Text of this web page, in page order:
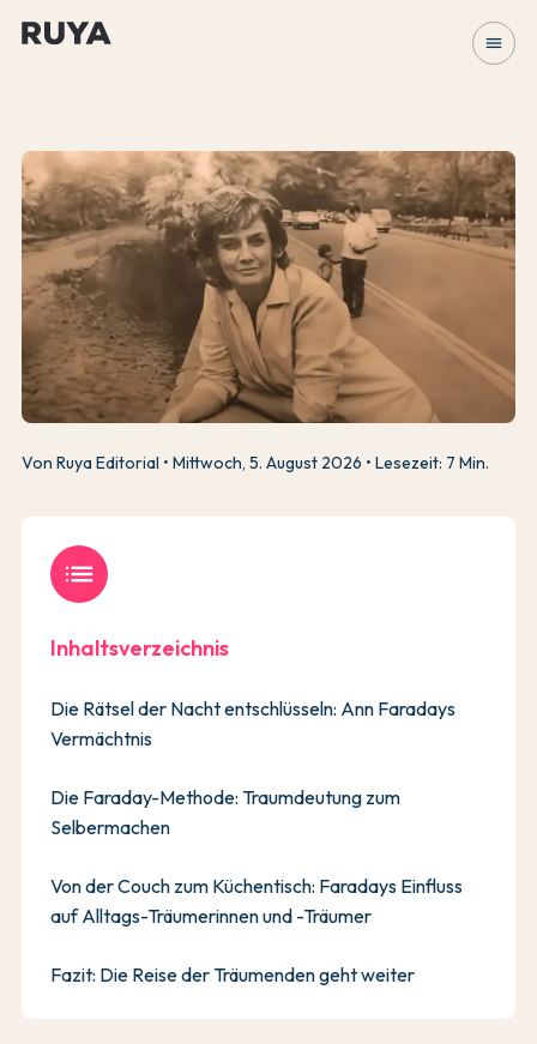
menu
Von Ruya Editorial Mittwoch, 5. August 2026 Lesezeit: 7 Min.
list
Inhaltsverzeichnis
Die Rätsel der Nacht entschlüsseln: Ann Faradays
Vermächtnis
Die Faraday-Methode: Traumdeutung zum
Selbermachen
Von der Couch zum Küchentisch: Faradays Einfluss
auf Alltags-Träumerinnen und -Träumer
Fazit: Die Reise der Träumenden geht weiter